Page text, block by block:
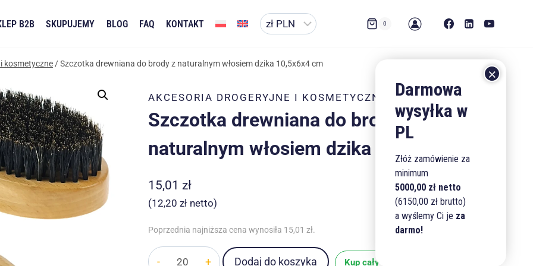
B2B SKUPUJEMY BLOG FAQ KONTAKT 0
kosmetyczne/Szczotka drewniana do brody z naturalnym włosiem dzika 10,5x6x4 cm
AKCESORIA DROGERYJNE I KOSMETYCZNE
Szczotka drewniana do brody z
naturalnym włosiem dzika 10,5x6x4 cm
15,01 zł
(12,20 złnetto)
Poprzednia najniższa cena wynosiła 15,01 zł.
Dodaj do koszyka Kup cały stock (880 szt.)
Złóż zamówienie za
minimum
5000,00 zł netto
(6150,00 zł brutto)
a wyślemy Ci je za
darmo!